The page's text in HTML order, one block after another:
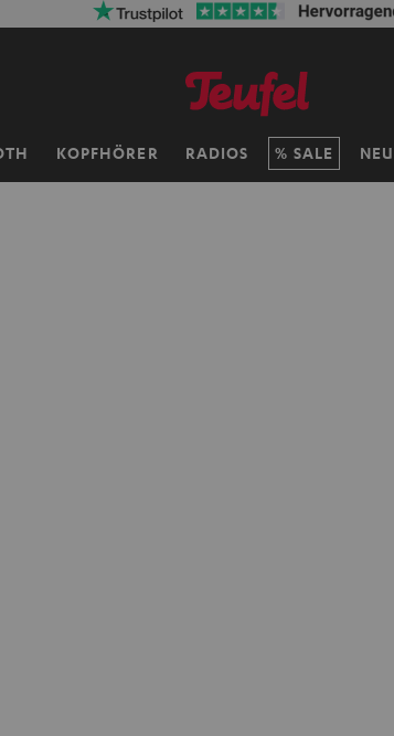
KOPFHÖRER RADIOS SALE NEU